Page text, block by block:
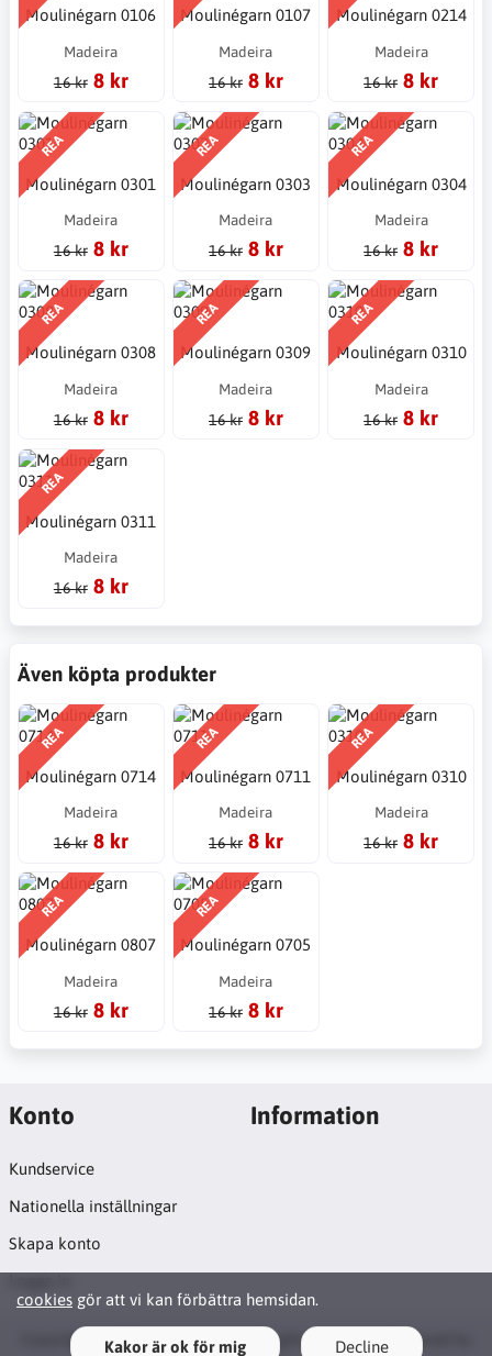
Moulinégarn 0106
Madeira
16 kr 8 kr
Moulinégarn 0107
Madeira
16 kr 8 kr
Moulinégarn 0214
Madeira
16 kr 8 kr
REA
Moulinégarn 0301
Madeira
16 kr 8 kr
REA
Moulinégarn 0303
Madeira
16 kr 8 kr
REA
Moulinégarn 0304
Madeira
16 kr 8 kr
REA
Moulinégarn 0308
Madeira
16 kr 8 kr
REA
Moulinégarn 0309
Madeira
16 kr 8 kr
REA
Moulinégarn 0310
Madeira
16 kr 8 kr
REA
Moulinégarn 0311
Madeira
16 kr 8 kr
Även köpta produkter
REA
Moulinégarn 0714
Madeira
16 kr 8 kr
REA
Moulinégarn 0711
Madeira
16 kr 8 kr
REA
Moulinégarn 0310
Madeira
16 kr 8 kr
REA
Moulinégarn 0807
Madeira
16 kr 8 kr
REA
Moulinégarn 0705
Madeira
16 kr 8 kr
cookies gör att vi kan förbättra hemsidan.
Kakor är ok för mig Decline
Konto
Kundservice
Nationella inställningar
Skapa konto
Information
Copyright © 2026 Syosticka.se. All rights reserved · Powered by